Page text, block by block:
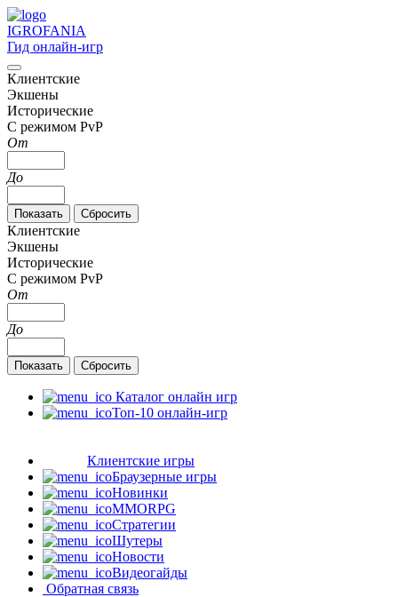
IGROFANIA
Гид онлайн-игр
Клиентские
Экшены
Исторические
С режимом PvP
От
До
Клиентские
Экшены
Исторические
С режимом PvP
От
До
Каталог онлайн игр
Топ-10 онлайн-игр
Клиентские игры
Браузерные игры
Новинки
MMORPG
Стратегии
Шутеры
Новости
Видеогайды
Обратная связь